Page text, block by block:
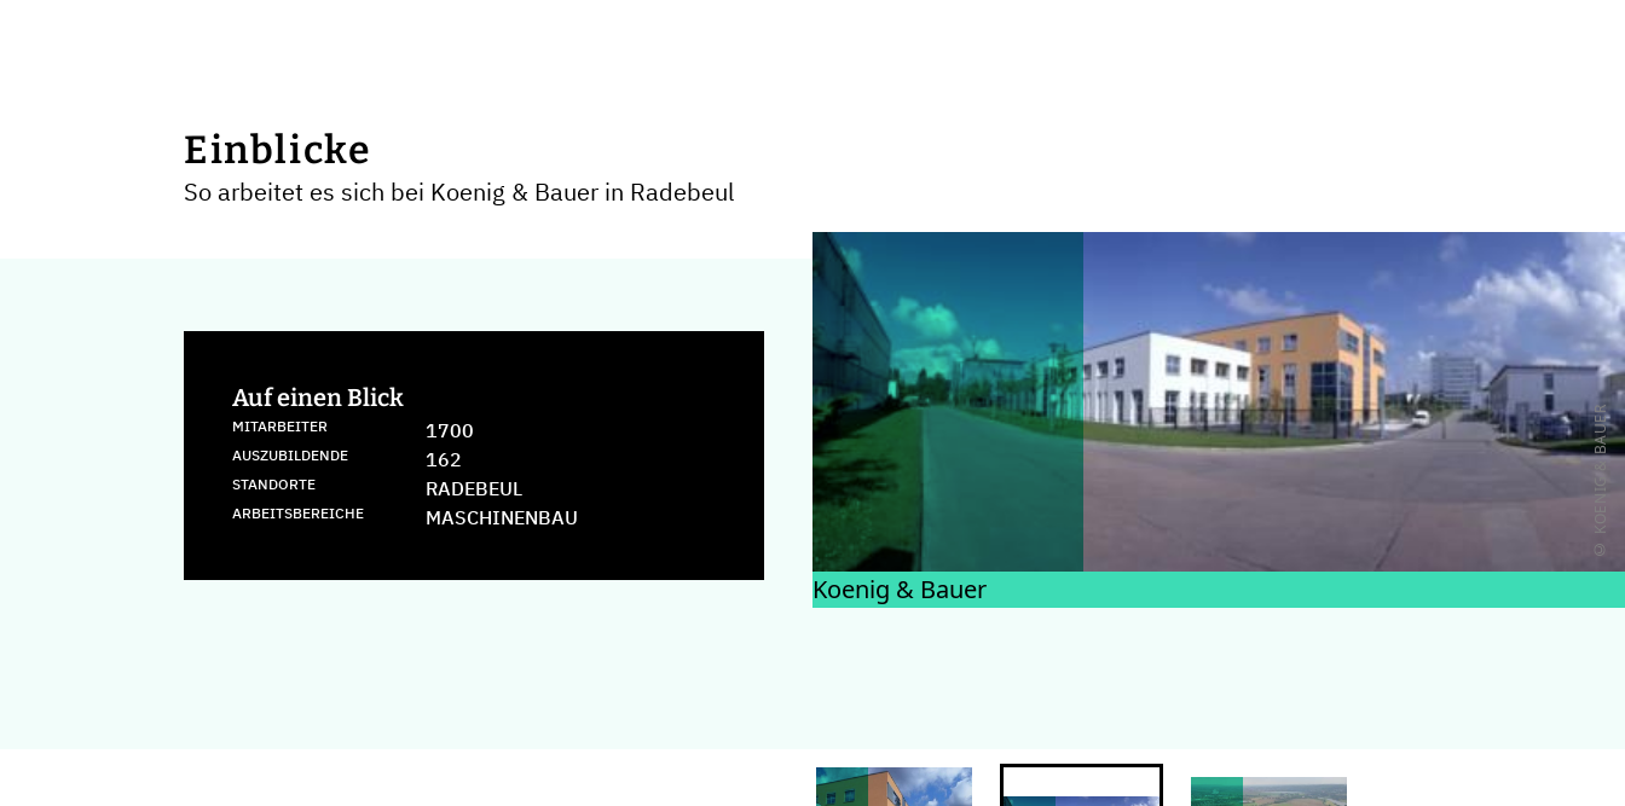
Einblicke
So arbeitet es sich bei Koenig & Bauer in Radebeul
© KOENIG & BAUER
Koenig & Bauer
Auf einen Blick
MITARBEITER 1700
AUSZUBILDENDE 162
STANDORTE RADEBEUL
ARBEITSBEREICHE MASCHINENBAU